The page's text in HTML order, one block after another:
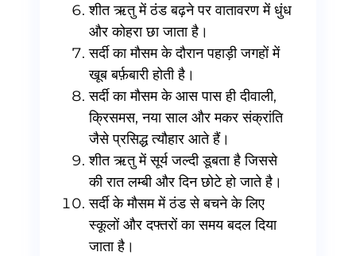
शीत ऋतु में ठंड बढ़ने पर वातावरण में धुंध
और कोहरा छा जाता है।
सर्दी का मौसम के दौरान पहाड़ी जगहों में
खूब बर्फ़बारी होती है।
सर्दी का मौसम के आस पास ही दीवाली,
क्रिसमस, नया साल और मकर संक्रांति
जैसे प्रसिद्ध त्यौहार आते हैं।
शीत ऋतु में सूर्य जल्दी डूबता है जिससे
की रात लम्बी और दिन छोटे हो जाते है।
सर्दी के मौसम में ठंड से बचने के लिए
स्कूलों और दफ्तरों का समय बदल दिया
जाता है।